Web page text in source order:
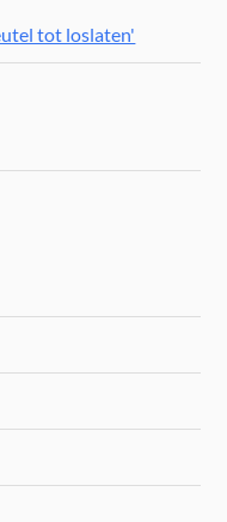
tot loslaten'